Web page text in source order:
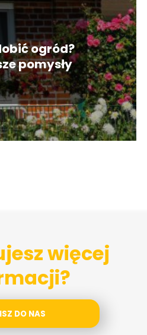
ogród?
pomysły
więcej
DO NAS